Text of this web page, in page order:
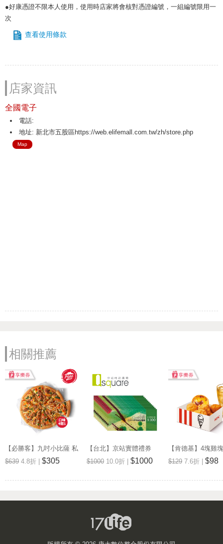
●好康憑證不限本人使用，使用時店家將會核對憑證編號，一組編號限用一
次
查看使用條款
店家資訊
全國電子
電話:
地址: 新北市五股區https://web.elifemall.com.tw/zh/store.php
Map
相關推薦
【必勝客】九吋小比薩 私
廚系列(口味4選1) 享樂券
$639 4.8折 | $305
【台北】京站實體禮券
1,000元
$1000 10.0折 | $1000
【肯德基】4塊雞
餐 享樂券
$129 7.6折 | $98